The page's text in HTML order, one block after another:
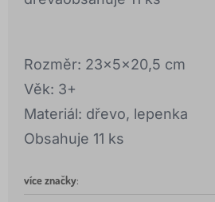
Rozměr: 23x5x20,5 cm
Věk: 3+
Materiál: dřevo, lepenka
Obsahuje 11 ks
více značky: